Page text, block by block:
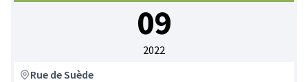
09
2022
Rue de Suède